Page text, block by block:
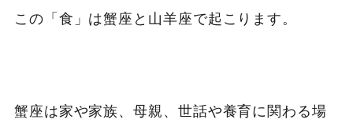
この「食」は蟹座と山羊座で起こります。
蟹座は家や家族、母親、世話や養育に関わる場